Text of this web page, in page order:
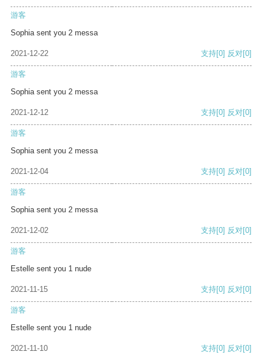
游客
Sophia sent you 2 messa
2021-12-22 支持[0] 反对[0]
游客
Sophia sent you 2 messa
2021-12-12 支持[0] 反对[0]
游客
Sophia sent you 2 messa
2021-12-04 支持[0] 反对[0]
游客
Sophia sent you 2 messa
2021-12-02 支持[0] 反对[0]
游客
Estelle sent you 1 nude
2021-11-15 支持[0] 反对[0]
游客
Estelle sent you 1 nude
2021-11-10 支持[0] 反对[0]